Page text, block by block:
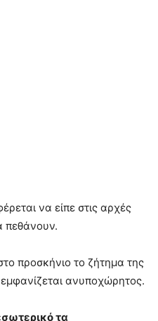
να είπε στις αρχές
πεθάνουν.
προσκήνιο το ζήτημα της
εμφανίζεται ανυποχώρητος.
τα